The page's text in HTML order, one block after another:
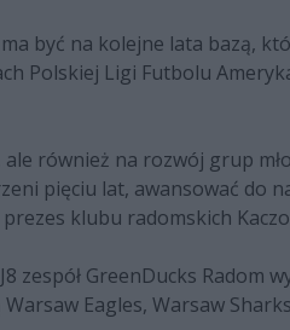
być na kolejne lata bazą,
Polskiej Ligi Futbolu
również na rozwój grup
pięciu lat, awansować do
klubu radomskich
zespół GreenDucks Radom
Eagles, Warsaw